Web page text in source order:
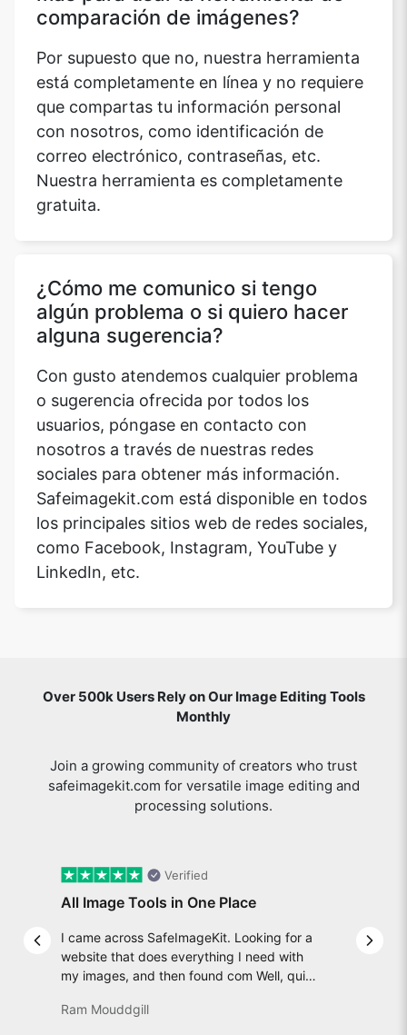
comparación de imágenes?
Por supuesto que no, nuestra herramienta
está completamente en línea y no requiere
que compartas tu información personal
con nosotros, como identificación de
correo electrónico, contraseñas, etc.
Nuestra herramienta es completamente
gratuita.
¿Cómo me comunico si tengo
algún problema o si quiero hacer
alguna sugerencia?
Con gusto atendemos cualquier problema
o sugerencia ofrecida por todos los
usuarios, póngase en contacto con
nosotros a través de nuestras redes
sociales para obtener más información.
Safeimagekit.com está disponible en todos
los principales sitios web de redes sociales,
como Facebook, Instagram, YouTube y
LinkedIn, etc.
Over 500k Users Rely on Our Image Editing Tools
Monthly
Join a growing community of creators who trust
safeimagekit.com for versatile image editing and
processing solutions.
Previous slide
Verified
All Image Tools in One Place
I came across SafeImageKit. Looking for a
website that does everything I need with
my images, and then found com Well, quite
an incredibly high-speed, stable and easy-
Ram Mouddgill
Next